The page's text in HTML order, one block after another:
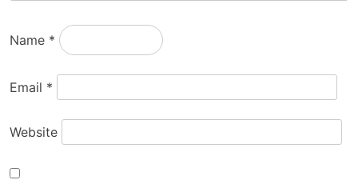
Name *
Email *
Website